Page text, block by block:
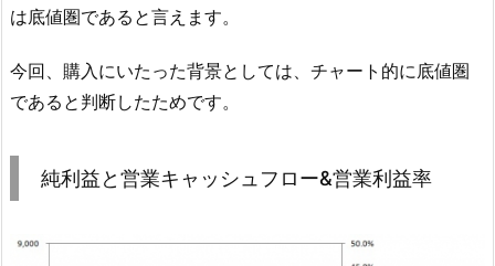
は底値圏であると言えます。
今回、購入にいたった背景としては、チャート的に底値圏
であると判断したためです。
純利益と営業キャッシュフロー&営業利益率